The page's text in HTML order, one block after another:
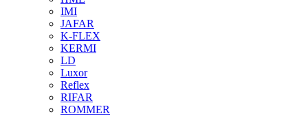
IMI
JAFAR
K-FLEX
KERMI
LD
Luxor
Reflex
RIFAR
ROMMER